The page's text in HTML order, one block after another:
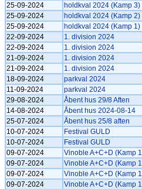
25-09-2024
holdkval 2024 (Kamp 3)
25-09-2024
holdkval 2024 (Kamp 2)
25-09-2024
holdkval 2024 (Kamp 1)
22-09-2024
1. division 2024
22-09-2024
1. division 2024
21-09-2024
1. division 2024
21-09-2024
1. division 2024
18-09-2024
parkval 2024
11-09-2024
parkval 2024
29-08-2024
Åbent hus 29/8 Aften
14-08-2024
Åbent hus 2024-08-14
25-07-2024
Åbent hus 25/8 aften
10-07-2024
Festival GULD
10-07-2024
Festival GULD
09-07-2024
Vinoble A+C+D (Kamp
09-07-2024
Vinoble A+C+D (Kamp
09-07-2024
Vinoble A+C+D (Kamp
09-07-2024
Vinoble A+C+D (Kamp